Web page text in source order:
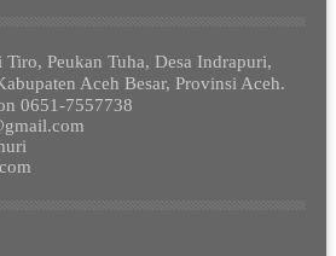
Peukan Tuha, Desa Indrapuri,
Aceh Besar, Provinsi Aceh.
0651-7557738